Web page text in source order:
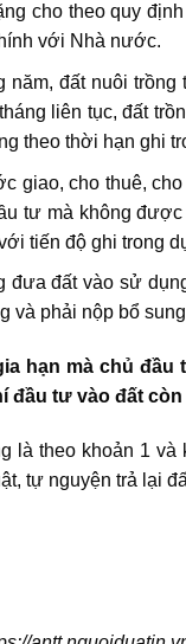
cho theo quy
với Nhà nước.
năm, đất nuôi
liên tục, đất
theo thời hạn ghi
giao, cho thuê,
tư mà không
tiến độ ghi trong
đưa đất vào sử
và phải nộp bổ
hạn mà chủ
đầu tư vào đất còn
là theo khoản 1
tự nguyện trả lại